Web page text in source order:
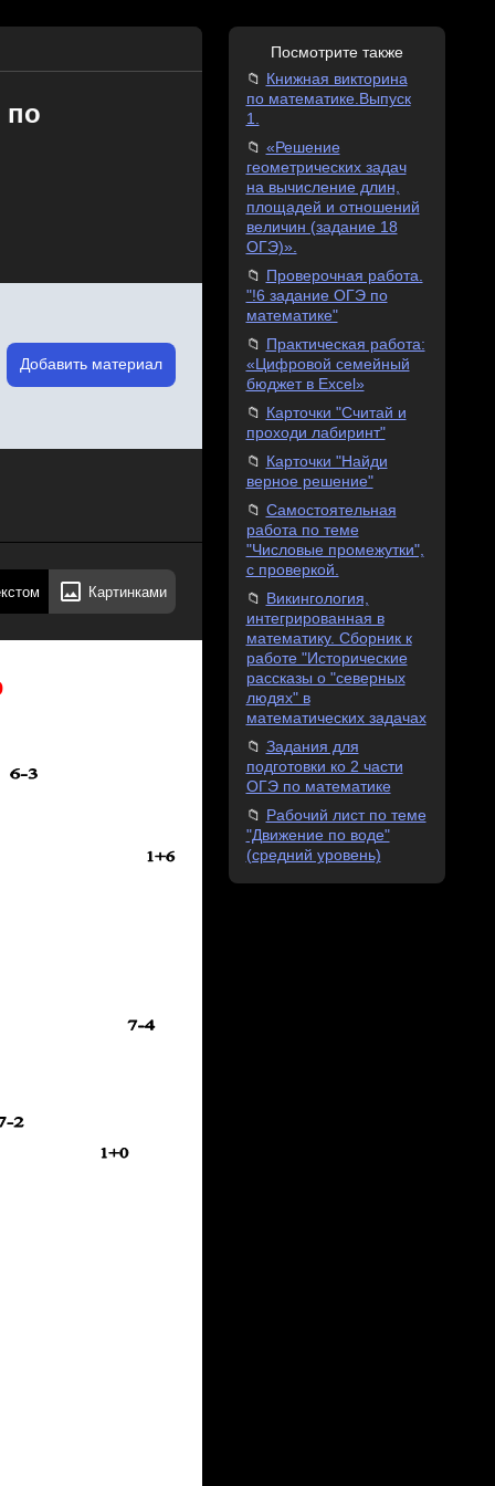
по
Добавить материал
Картинками
Посмотрите также
Книжная викторина
по математике.Выпуск
1.
«Решение
геометрических задач
на вычисление длин,
площадей и отношений
величин (задание 18
ОГЭ)».
Проверочная работа.
"!6 задание ОГЭ по
математике"
Практическая работа:
«Цифровой семейный
бюджет в Excel»
Карточки "Считай и
проходи лабиринт"
Карточки "Найди
верное решение"
Самостоятельная
работа по теме
"Числовые промежутки",
с проверкой.
Викингология,
интегрированная в
математику. Сборник к
работе "Исторические
рассказы о "северных
людях" в
математических задачах
Задания для
подготовки ко 2 части
ОГЭ по математике
Рабочий лист по теме
"Движение по воде"
(средний уровень)